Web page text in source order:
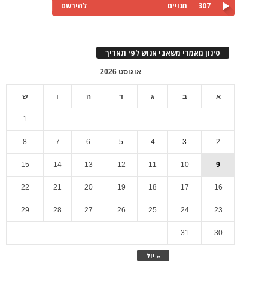
307 מנויים להירשם
סינון מאמרי משאבי אנוש לפי תאריך
אוגוסט 2026
א ב ג ד ה ו ש
« יול
1
2
3
4
5
6
7
8
9
10
11
12
13
14
15
16
17
18
19
20
21
22
23
24
25
26
27
28
29
30
31